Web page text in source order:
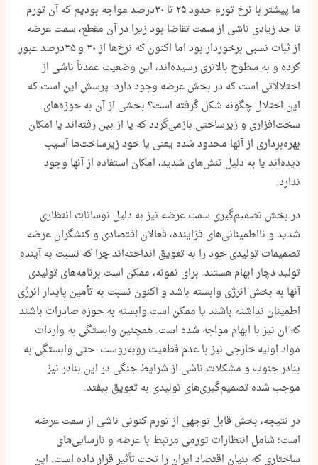
ما پیشتر با نرخ تورم حدود ۲۵ تا ۳۰درصد مواجه بودیم که آن تورم
تا حد زیادی ناشی از سمت تقاضا بود زیرا در آن مقطع، سمت عرضه
از ثبات نسبی برخوردار بود اما اکنون که نرخ‌ها از ۳۰ و ۳۵درصد عبور
کرده و به سطوح بالاتری رسیده‌اند، این وضعیت عمدتاً ناشی از
اختلالاتی است که در بخش عرضه وجود دارد. پرسش این است که
این اختلال چگونه شکل گرفته است؟ بخشی از آن به حوزه‌های
سخت‌افزاری و زیرساختی بازمی‌گردد که یا از بین رفته‌اند یا امکان
بهره‌برداری از آنها محدود شده یعنی یا خود زیرساخت‌ها آسیب
دیده‌اند یا به دلیل تنش‌های شدید، امکان استفاده از آنها وجود
ندارد.
در بخش تصمیم‌گیری سمت عرضه نیز به دلیل نوسانات انتظاری
شدید و نااطمینانی‌های فزاینده، فعالان اقتصادی و کنشگران عرضه
تصمیمات تولیدی خود را به تعویق انداخته‌اند چرا که نسبت به آینده
تولید دچار ابهام هستند. برای نمونه، ممکن است برنامه‌های تولیدی
آنها به بخش انرژی وابسته باشد و اکنون نسبت به تأمین پایدار انرژی
اطمینان نداشته باشند یا ممکن است وابسته به حوزه صادرات باشند
که آن نیز با ابهام مواجه شده است. همچنین وابستگی به واردات
مواد اولیه خارجی نیز با عدم قطعیت روبه‌روست. حتی وابستگی به
بنادر جنوب و مشکلات ناشی از شرایط جنگی در این بنادر نیز
موجب شده تصمیم‌گیری‌های تولیدی به تعویق بیفتد.
در نتیجه، بخش قابل توجهی از تورم کنونی ناشی از سمت عرضه
است؛ شامل انتظارات تورمی مرتبط با عرضه و نارسایی‌های
ساختاری که بنیان اقتصاد ایران را تحت تأثیر قرار داده است. این